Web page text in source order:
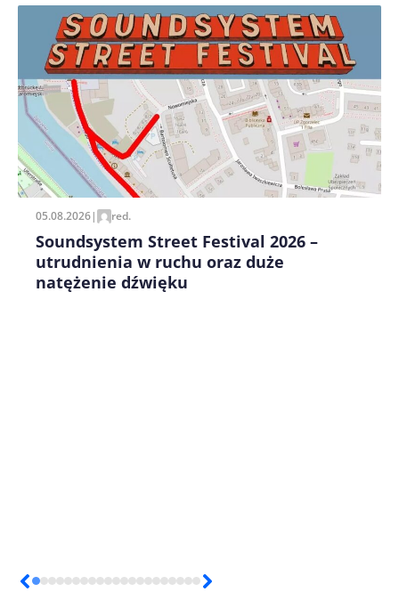
Zapamiętaj moje dane w tej przeglądarce podczas
pisania kolejnych komentarzy.
05.08.2026| red.
Soundsystem Street Festival 2026 –
utrudnienia w ruchu oraz duże
natężenie dźwięku